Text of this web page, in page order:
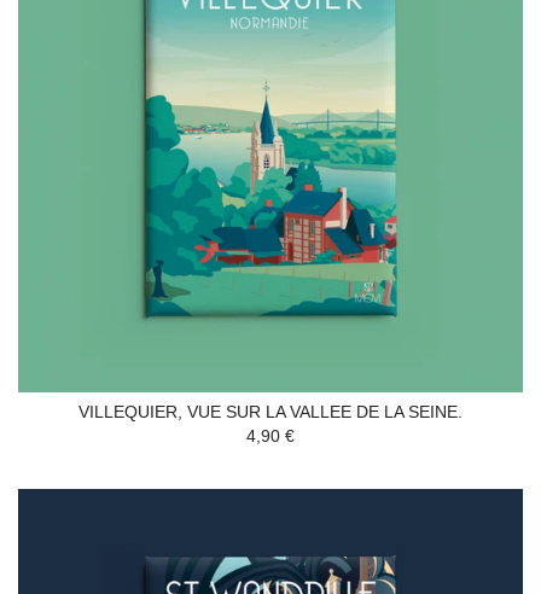
VILLEQUIER, VUE SUR LA VALLEE DE LA SEINE.
4,90 €